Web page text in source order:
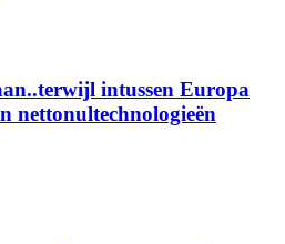
intussen Europa
nettonultechnologieën